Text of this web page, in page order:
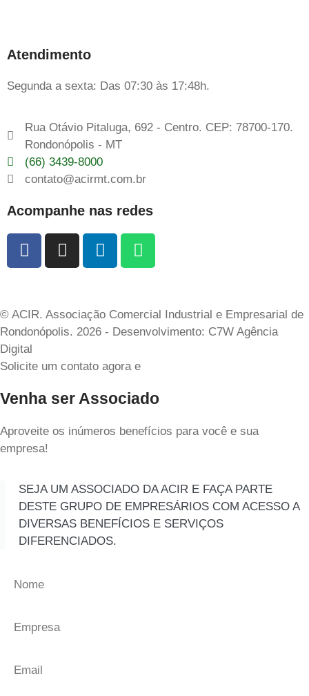
Atendimento
Segunda a sexta: Das 07:30 às 17:48h.
Rua Otávio Pitaluga, 692 - Centro. CEP: 78700-170.
Rondonópolis - MT
(66) 3439-8000
contato@acirmt.com.br
Acompanhe nas redes
© ACIR. Associação Comercial Industrial e Empresarial de
Rondonópolis. 2026 - Desenvolvimento: C7W Agência
Digital
Solicite um contato agora e
Venha ser Associado
Aproveite os inúmeros benefícios para você e sua
empresa!
SEJA UM ASSOCIADO DA ACIR E FAÇA PARTE
DESTE GRUPO DE EMPRESÁRIOS COM ACESSO A
DIVERSAS BENEFÍCIOS E SERVIÇOS
DIFERENCIADOS.